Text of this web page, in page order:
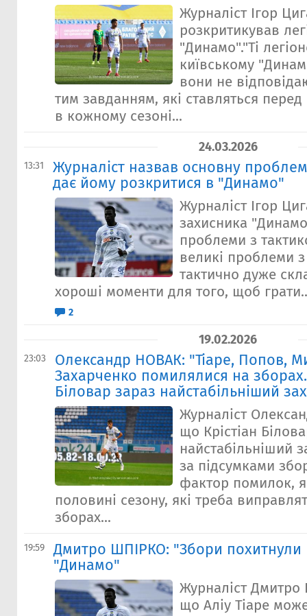
Журналіст Ігор
розкритикував
"Динамо"."Ті
київському
вони не
тим завданням, які ставляться
в кожному сезоні...
24.03.2026
13:31
Журналіст назвав основну
дає йому розкритися в "Динамо"
Журналіст Ігор
захисника
проблеми з
великі проблеми
тактично дуже
хороші моменти для того, щоб
2
19.02.2026
23:03
Олександр НОВАК: "Тіаре, Попов,
Захарченко помилялися на
Біловар зараз найстабільніший
Журналіст
що Крістіан
найстабільніший
за підсумками
фактор помилок,
половині сезону, які треба
зборах...
19:59
Дмитро ШПІРКО: "Збори похитнули
"Динамо"
Журналіст
що Аліу Тіаре